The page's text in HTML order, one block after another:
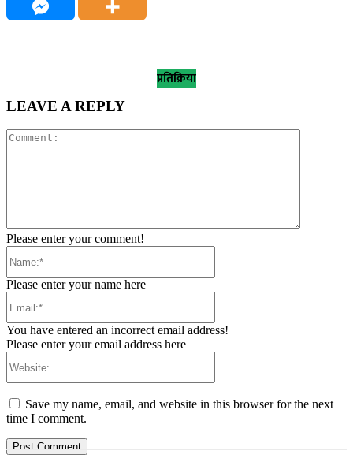
प्रतिक्रिया
LEAVE A REPLY
Please enter your comment!
Please enter your name here
You have entered an incorrect email address!
Please enter your email address here
Save my name, email, and website in this browser for the next
time I comment.